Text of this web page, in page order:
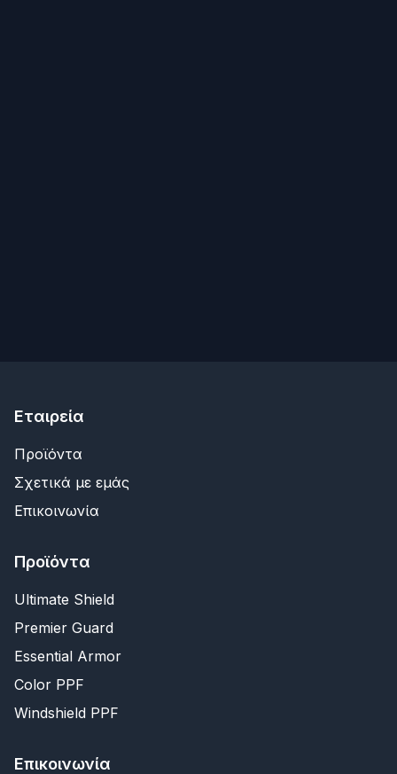
Εταιρεία
Προϊόντα
Σχετικά με εμάς
Επικοινωνία
Προϊόντα
Ultimate Shield
Premier Guard
Essential Armor
Color PPF
Windshield PPF
Επικοινωνία